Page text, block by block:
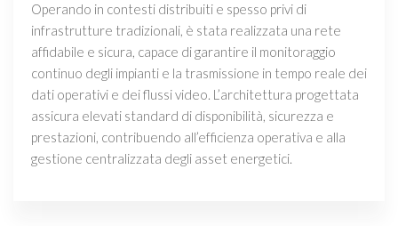
Operando in contesti distribuiti e spesso privi di
infrastrutture tradizionali, è stata realizzata una rete
affidabile e sicura, capace di garantire il monitoraggio
continuo degli impianti e la trasmissione in tempo reale dei
dati operativi e dei flussi video. L’architettura progettata
assicura elevati standard di disponibilità, sicurezza e
prestazioni, contribuendo all’efficienza operativa e alla
gestione centralizzata degli asset energetici.